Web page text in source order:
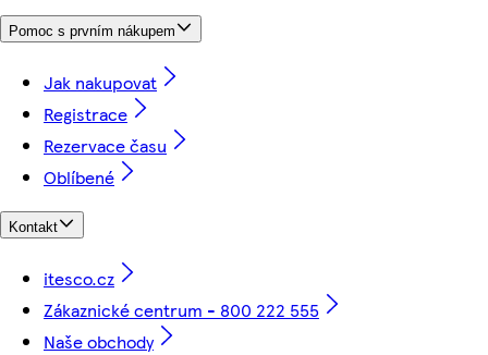
Pomoc s prvním nákupem
Jak nakupovat
Registrace
Rezervace času
Oblíbené
Kontakt
itesco.cz
Zákaznické centrum - 800 222 555
Naše obchody